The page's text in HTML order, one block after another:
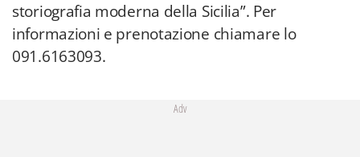
storiografia moderna della Sicilia”. Per
informazioni e prenotazione chiamare lo
091.6163093.
Adv